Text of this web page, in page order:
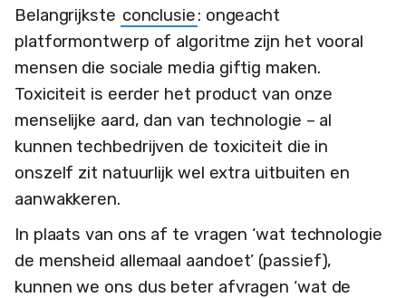
Belangrijkste conclusie: ongeacht
platformontwerp of algoritme zijn het vooral
mensen die sociale media giftig maken.
Toxiciteit is eerder het product van onze
menselijke aard, dan van technologie – al
kunnen techbedrijven de toxiciteit die in
onszelf zit natuurlijk wel extra uitbuiten en
aanwakkeren.
In plaats van ons af te vragen ‘wat technologie
de mensheid allemaal aandoet’ (passief),
kunnen we ons dus beter afvragen ‘wat de